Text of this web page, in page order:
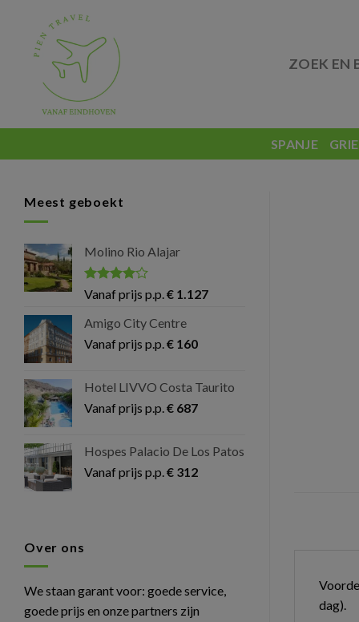
content
ZOEK EN
SPANJE
Meest geboekt
Molino Rio Alajar
Gewaardeerd
uit 5
Vanaf prijs p.p. € 1.127
Amigo City Centre
Vanaf prijs p.p. € 160
Hotel LIVVO Costa Taurito
Vanaf prijs p.p. € 687
Hospes Palacio De Los Patos
Vanaf prijs p.p. € 312
Over ons
We staan garant voor: goede service,
goede prijs en onze partners zijn
dag).